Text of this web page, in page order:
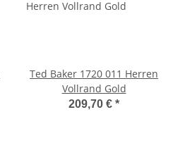
Ted Baker 1720 011 Herren
Vollrand Gold
209,70 € *